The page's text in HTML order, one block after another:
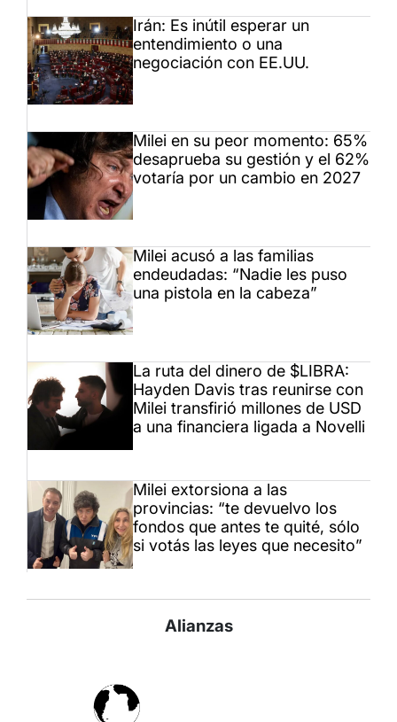
Irán: Es inútil esperar un
entendimiento o una
negociación con EE.UU.
Milei en su peor momento: 65%
desaprueba su gestión y el 62%
votaría por un cambio en 2027
Milei acusó a las familias
endeudadas: “Nadie les puso
una pistola en la cabeza”
La ruta del dinero de $LIBRA:
Hayden Davis tras reunirse con
Milei transfirió millones de USD
a una financiera ligada a Novelli
Milei extorsiona a las
provincias: “te devuelvo los
fondos que antes te quité, sólo
si votás las leyes que necesito”
Alianzas